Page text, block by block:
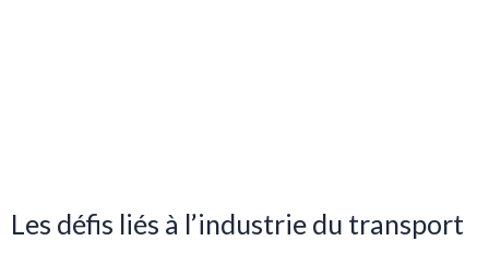
Les défis liés à l’industrie du transport